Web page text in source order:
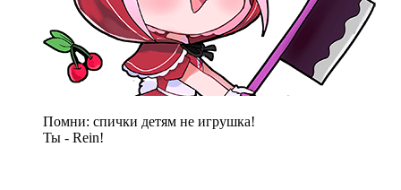
Помни: спички детям не игрушка!
Ты - Rein!